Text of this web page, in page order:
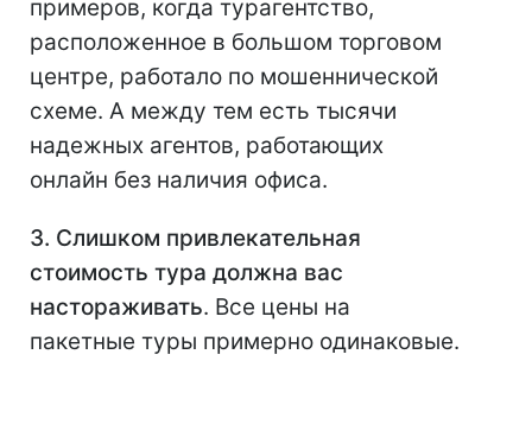
примеров, когда турагентство,
расположенное в большом торговом
центре, работало по мошеннической
схеме. А между тем есть тысячи
надежных агентов, работающих
онлайн без наличия офиса.
3. Слишком привлекательная
стоимость тура должна вас
настораживать. Все цены на
пакетные туры примерно одинаковые.